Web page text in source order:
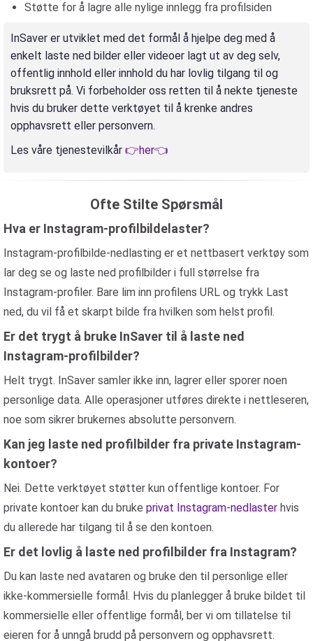
Støtte for å lagre alle nylige innlegg fra profilsiden
InSaver er utviklet med det formål å hjelpe deg med å
enkelt laste ned bilder eller videoer lagt ut av deg selv,
offentlig innhold eller innhold du har lovlig tilgang til og
bruksrett på. Vi forbeholder oss retten til å nekte tjeneste
hvis du bruker dette verktøyet til å krenke andres
opphavsrett eller personvern.
Les våre tjenestevilkår 👉her👈
Ofte Stilte Spørsmål
Hva er Instagram-profilbildelaster?
Instagram-profilbilde-nedlasting er et nettbasert verktøy som
lar deg se og laste ned profilbilder i full størrelse fra
Instagram-profiler. Bare lim inn profilens URL og trykk Last
ned, du vil få et skarpt bilde fra hvilken som helst profil.
Er det trygt å bruke InSaver til å laste ned
Instagram-profilbilder?
Helt trygt. InSaver samler ikke inn, lagrer eller sporer noen
personlige data. Alle operasjoner utføres direkte i nettleseren,
noe som sikrer brukernes absolutte personvern.
Kan jeg laste ned profilbilder fra private Instagram-
kontoer?
Nei. Dette verktøyet støtter kun offentlige kontoer. For
private kontoer kan du bruke privat Instagram-nedlaster hvis
du allerede har tilgang til å se den kontoen.
Er det lovlig å laste ned profilbilder fra Instagram?
Du kan laste ned avataren og bruke den til personlige eller
ikke-kommersielle formål. Hvis du planlegger å bruke bildet til
kommersielle eller offentlige formål, ber vi om tillatelse til
eieren for å unngå brudd på personvern og opphavsrett.